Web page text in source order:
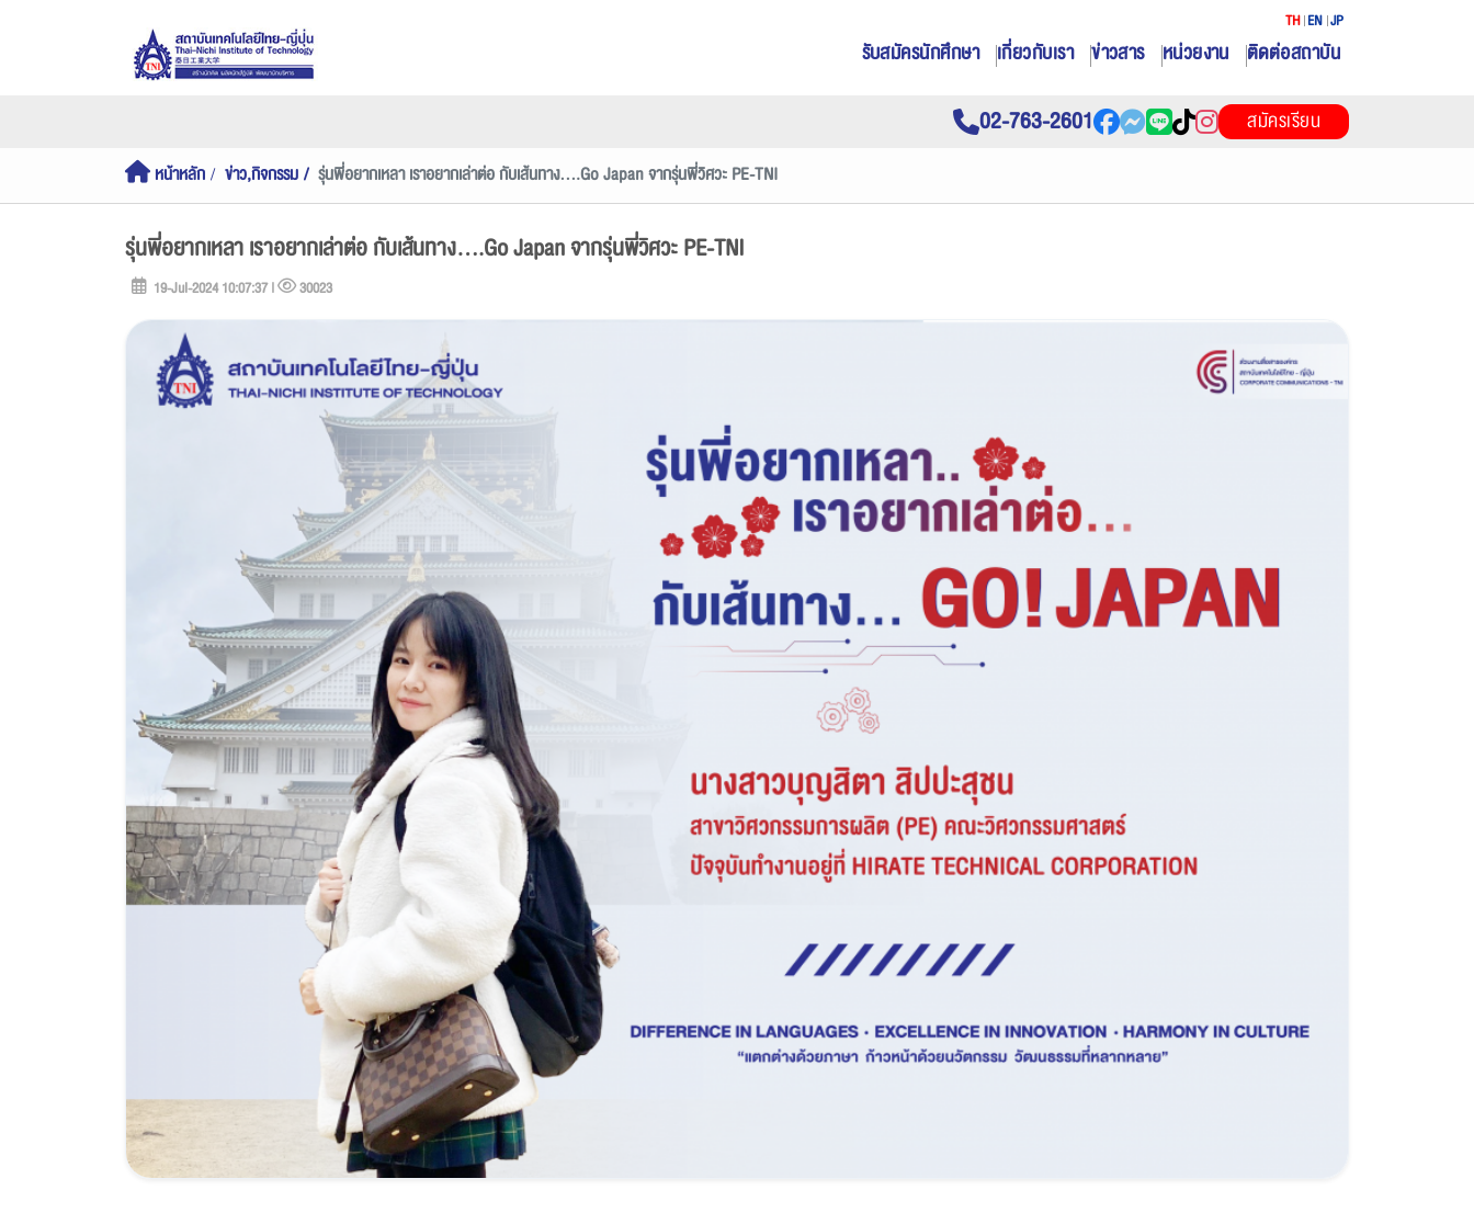
รับสมัครนักศึกษา เกี่ยวกับเรา ข่าวสาร หน่วยงาน ติดต่อสถาบัน
TH EN JP
02-763-2601 สมัครเรียน
หน้าหลัก ข่าว,กิจกรรม รุ่นพี่อยากเหลา เราอยากเล่าต่อ กับเส้นทาง....Go Japan จากรุ่นพี่วิศวะ PE-TNI
รุ่นพี่อยากเหลา เราอยากเล่าต่อ กับเส้นทาง....Go Japan จากรุ่นพี่วิศวะ PE-TNI
19-Jul-2024 10:07:37 | 30023